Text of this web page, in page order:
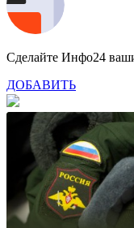
Сделайте Инфо24
ДОБАВИТЬ